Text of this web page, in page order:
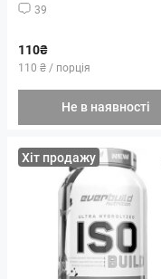
39
110₴
110 ₴ / порція
Не в наявності
Хіт продажу